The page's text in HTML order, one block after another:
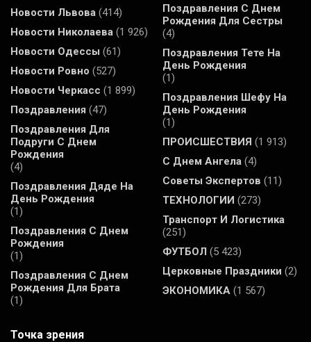
Новости Львова (414)
Новости Николаева (1 926)
Новости Одессы (61)
Новости Ровно (527)
Новости Черкасс (1 899)
Поздравления (47)
Поздравления Для
Подруги С Днем
Рождения
(4)
Поздравления Дяде На
День Рождения
(1)
Поздравления С Днем
Рождения
(1)
Поздравления С Днем
Рождения Для Брата
(1)
Поздравления С Днем
Рождения Для Сестры
(4)
Поздравления Тете На
День Рождения
(1)
Поздравления Шефу На
День Рождения
(1)
ПРОИСШЕСТВИЯ (1 913)
С Днем Ангела (4)
Советы Экспертов (11)
ТЕХНОЛОГИИ (273)
Транспорт И Логистика
(251)
ФУТБОЛ (5 423)
Церковные Праздники (2)
ЭКОНОМИКА (1 567)
Точка зрения